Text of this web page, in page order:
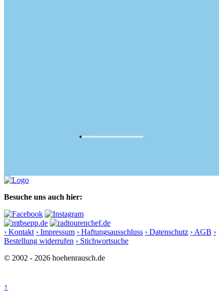
Besuche uns auch hier:
› Kontakt › Impressum › Haftungsausschluss › Datenschutz › AGB ›
Bestellung widerrufen › Stichwortsuche
© 2002 - 2026 hoehenrausch.de
↑